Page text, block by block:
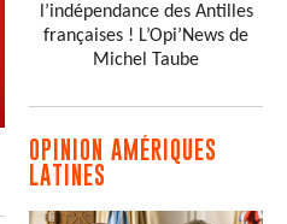
l’indépendance des Antilles
françaises ! L’Opi’News de
Michel Taube
OPINION AMÉRIQUES
LATINES